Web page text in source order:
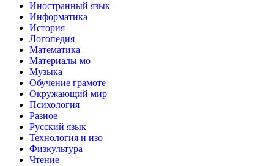
Иностранный язык
Информатика
История
Логопедия
Математика
Материалы мо
Музыка
Обучение грамоте
Окружающий мир
Психология
Разное
Русский язык
Технология и изо
Физкультура
Чтение